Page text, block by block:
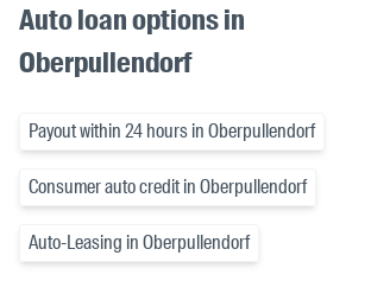
Auto loan options in
Oberpullendorf
Payout within 24 hours in Oberpullendorf
Consumer auto credit in Oberpullendorf
Auto-Leasing in Oberpullendorf